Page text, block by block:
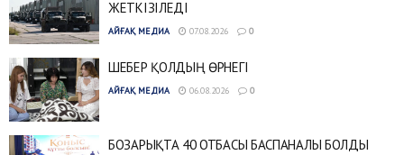
ЖЕТКІЗІЛЕДІ
АЙҒАҚ МЕДИА 07.08.2026 0
ШЕБЕР ҚОЛДЫҢ ӨРНЕГІ
АЙҒАҚ МЕДИА 06.08.2026 0
БОЗАРЫҚТА 40 ОТБАСЫ БАСПАНАЛЫ БОЛДЫ